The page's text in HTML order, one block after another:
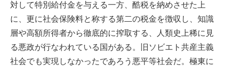
対して特別給付金を与える一方、酷税を納めさせた上
に、更に社会保険料と称する第二の税金を徴収し、知識
層や高額所得者から徹底的に搾取する、人類史上稀に見
る悪政が行なわれている国がある。旧ソビエト共産主義
社会でも実現しなかったであろう悪平等社会だ。極東に